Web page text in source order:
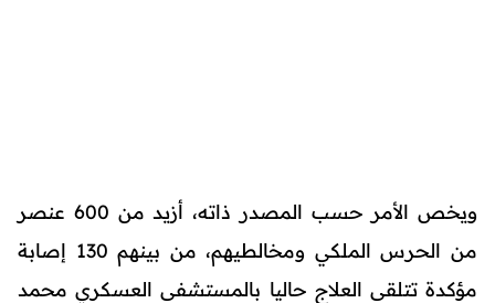
ويخص الأمر حسب المصدر ذاته، أزيد من 600 عنصر
من الحرس الملكي ومخالطيهم، من بينهم 130 إصابة
مؤكدة تتلقى العلاج حاليا بالمستشفى العسكري محمد